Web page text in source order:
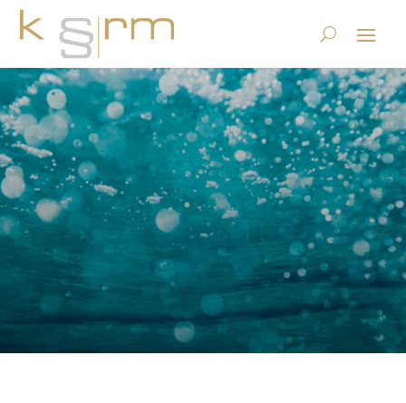
GeBüV